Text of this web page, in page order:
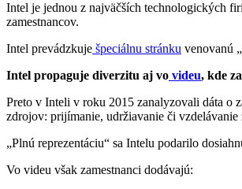
Intel je jednou z najväčších technologických
zamestnancov.
Intel prevádzkuje špeciálnu stránku venovanú
Intel propaguje diverzitu aj vo videu, kde
Preto v Inteli v roku 2015 zanalyzovali dáta o
zdrojov: prijímanie, udržiavanie či vzdelávanie
„Plnú reprezentáciu“ sa Intelu podarilo
Vo videu však zamestnanci dodávajú: